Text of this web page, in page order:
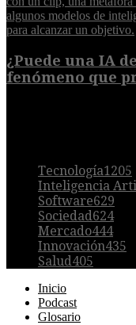
¿Puede una IA
fenómeno que
Tecnología1205
Inteligencia
Software629
Sociedad624
Mercado444
Innovación435
Salud405
Inicio
Podcast
Glosario